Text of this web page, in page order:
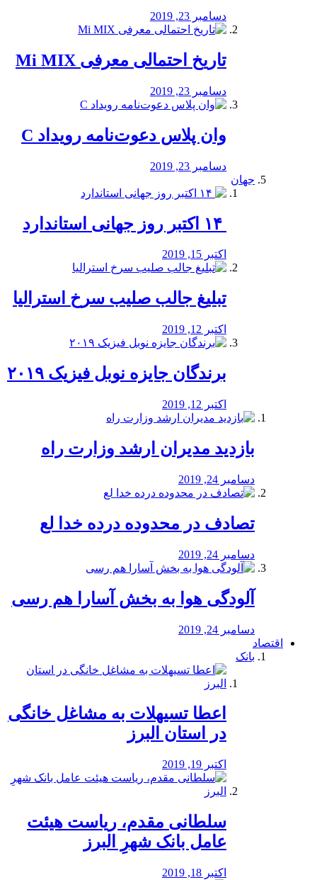
دسامبر 23, 2019
تاریخ احتمالی معرفی Mi MIX
دسامبر 23, 2019
وان پلاس دعوت‌نامه رویداد C
دسامبر 23, 2019
جهان
اکتبر 15, 2019
تبلیغ جالب صلیب سرخ استرالیا
اکتبر 12, 2019
برندگان جایزه نوبل فیزیک ۲۰۱۹
اکتبر 12, 2019
بازدید مدیران ارشد وزارت راه
دسامبر 24, 2019
تصادف در محدوده درده خدا لع
دسامبر 24, 2019
آلودگی هوا به بخش آسارا هم رسی
دسامبر 24, 2019
اقتصاد
بانک
️اعطا تسیهلات به مشاغل خانگی
در استان البرز
اکتبر 19, 2019
سلطانی مقدم، ریاست هیئت
عامل بانک شهرِ البرز
اکتبر 18, 2019